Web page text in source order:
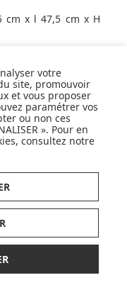
cm x l 47,5 cm x H
ORFEO 3votre
site, promouvoir
et vous proposer
paramétrer vos
ou non ces
». Pour en
consultez notre